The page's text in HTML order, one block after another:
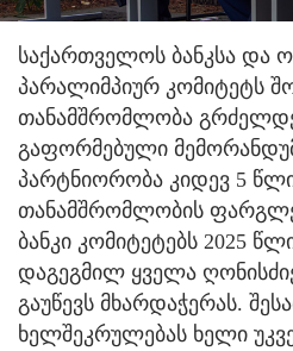
საქართველოს ბანკსა და
პარალიმპიურ კომიტეტს
თანამშრომლობა
გაფორმებული
პარტნიორობა კიდევ 5
თანამშრომლობის
ბანკი კომიტეტებს 2025
დაგეგმილ ყველა
გაუწევს მხარდაჭერას.
ხელშეკრულებას ხელი